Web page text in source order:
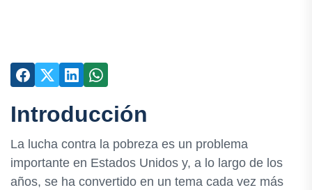
Introducción
La lucha contra la pobreza es un problema
importante en Estados Unidos y, a lo largo de los
años, se ha convertido en un tema cada vez más